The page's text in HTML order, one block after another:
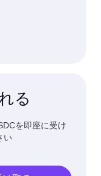
る
を即座に受け
い